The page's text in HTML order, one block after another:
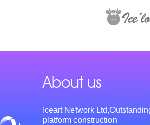
About us
Iceart Network
platform construction